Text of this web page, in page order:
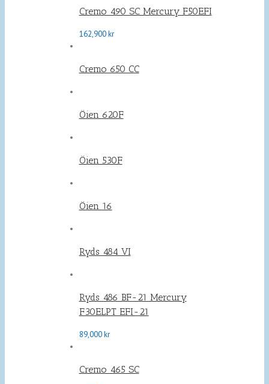
Cremo 490 SC Mercury F50EFI
162,900kr
Cremo 650 CC
Öien 620F
Öien 530F
Öien 16
Ryds 484 VI
Ryds 486 BF-21 Mercury
F30ELPT EFI-21
89,000kr
Cremo 465 SC